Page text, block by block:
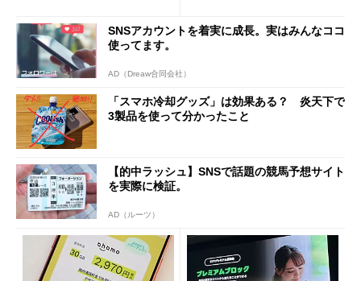
SNSアカウントを着実に成長。実はみんなココ
使ってます。
AD（Dreaw合同会社）
「スマホ冷却グッズ」は効果ある？ 炎天下で
3製品を使って分かったこと
【的中ラッシュ】SNSで話題の競馬予想サイト
を実際に検証。
AD（ルーツ）